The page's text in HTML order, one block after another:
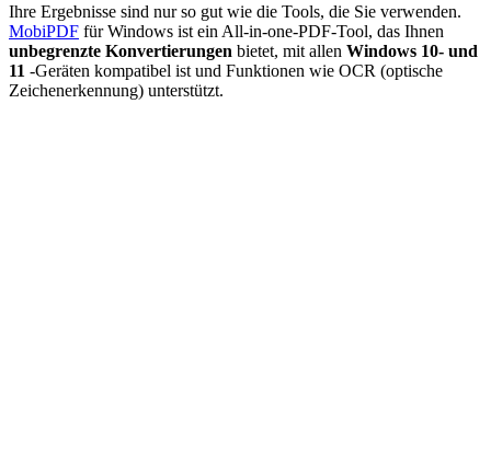
Ihre Ergebnisse sind nur so gut wie die Tools, die Sie verwenden.
MobiPDF für Windows ist ein All-in-one-PDF-Tool, das Ihnen
unbegrenzte Konvertierungen bietet, mit allen Windows 10- und
11 -Geräten kompatibel ist und Funktionen wie OCR (optische
Zeichenerkennung) unterstützt.